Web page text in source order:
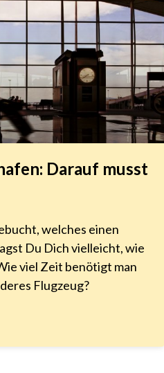
Darauf musst
welches einen
Du Dich vielleicht, wie
viel Zeit benötigt man
Flugzeug?